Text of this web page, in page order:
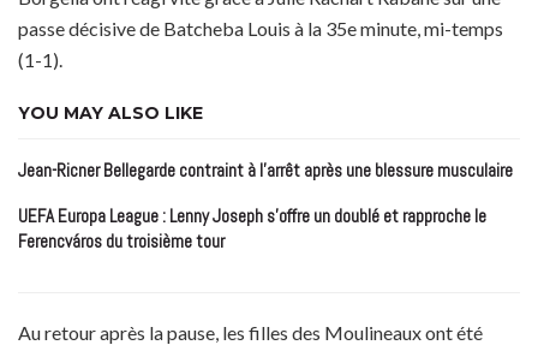
passe décisive de Batcheba Louis à la 35e minute, mi-temps
(1-1).
YOU MAY ALSO LIKE
Jean-Ricner Bellegarde contraint à l’arrêt après une blessure musculaire
UEFA Europa League : Lenny Joseph s’offre un doublé et rapproche le
Ferencváros du troisième tour
Au retour après la pause, les filles des Moulineaux ont été